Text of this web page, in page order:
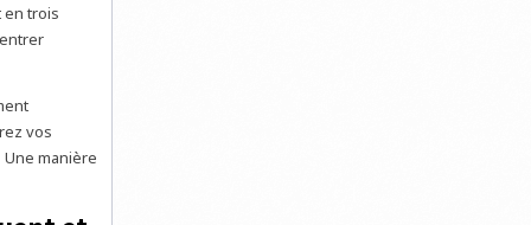
en trois
vos
Une manière